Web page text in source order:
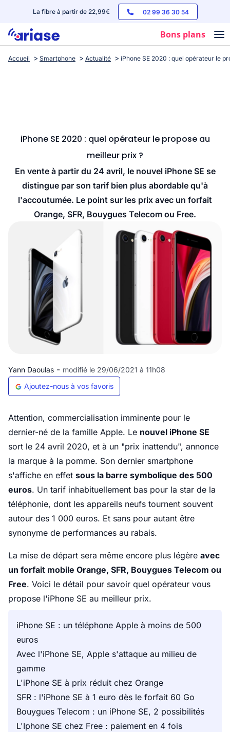
La fibre à partir de 22,99€ 02 99 36 30 54
Bons plans
Box internet
Streaming
Accueil Smartphone Actualité iPhone SE 2020 : quel opérateur le
iPhone SE 2020 : quel opérateur le propose au
meilleur prix ?
En vente à partir du 24 avril, le nouvel iPhone SE se
distingue par son tarif bien plus abordable qu'à
l'accoutumée. Le point sur les prix avec un forfait
Orange, SFR, Bouygues Telecom ou Free.
Yann Daoulas - modifié le 29/06/2021 à 11h08
Ajoutez-nous à vos favoris
Attention, commercialisation imminente pour le
dernier-né de la famille Apple. Le nouvel iPhone SE
sort le 24 avril 2020, et à un "prix inattendu", annonce
la marque à la pomme. Son dernier smartphone
s'affiche en effet sous la barre symbolique des 500
euros. Un tarif inhabituellement bas pour la star de la
téléphonie, dont les appareils neufs tournent souvent
autour des 1 000 euros. Et sans pour autant être
synonyme de performances au rabais.
La mise de départ sera même encore plus légère avec
un forfait mobile Orange, SFR, Bouygues Telecom ou
Free. Voici le détail pour savoir quel opérateur vous
propose l'iPhone SE au meilleur prix.
iPhone SE : un téléphone Apple à moins de 500
euros
Avec l'iPhone SE, Apple s'attaque au milieu de
gamme
L'iPhone SE à prix réduit chez Orange
SFR : l'iPhone SE à 1 euro dès le forfait 60 Go
Bouygues Telecom : un iPhone SE, 2 possibilités
L'Iphone SE chez Free : paiement en 4 fois